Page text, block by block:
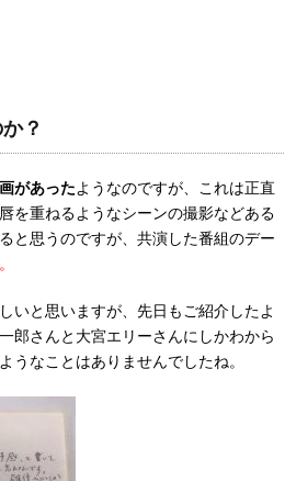
？
があったようなのですが、これは正直
を重ねるようなシーンの撮影などある
と思うのですが、共演した番組のデー
いと思いますが、先日もご紹介したよ
郎さんと大宮エリーさんにしかわから
うなことはありませんでしたね。